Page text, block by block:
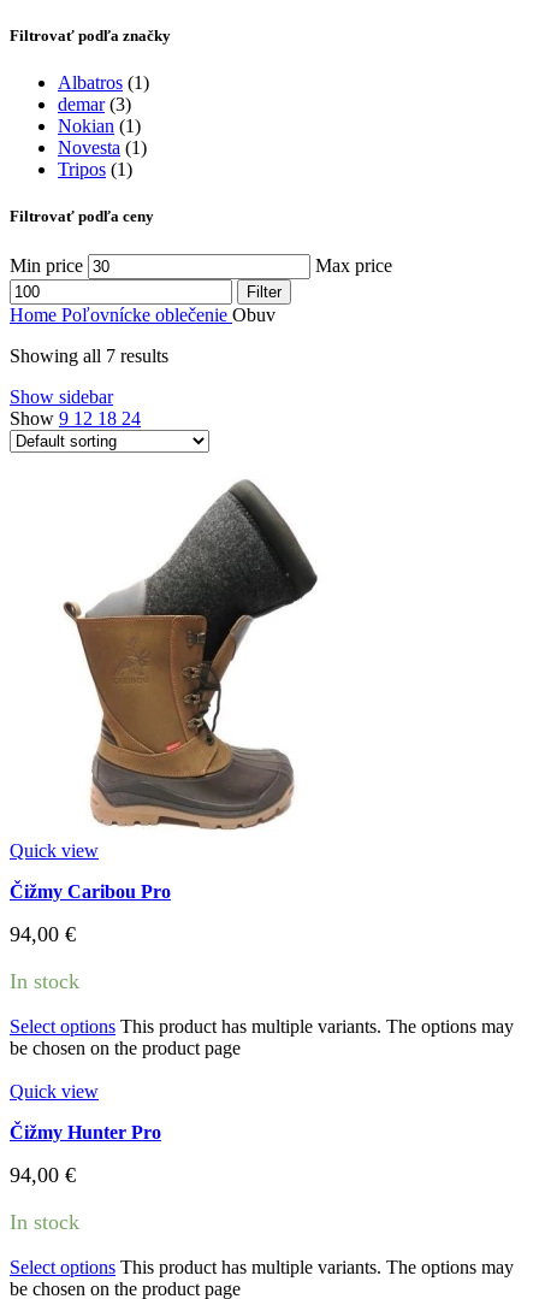
Filtrovať podľa značky
Albatros (1)
demar (3)
Nokian (1)
Novesta (1)
Tripos (1)
Filtrovať podľa ceny
Min price Max price
Filter
Home Poľovnícke oblečenie Obuv
Showing all 7 results
Show sidebar
Show 9 12 18 24
Quick view
Čižmy Caribou Pro
94,00 €
In stock
Select options This product has multiple variants. The options may
be chosen on the product page
Quick view
Čižmy Hunter Pro
94,00 €
In stock
Select options This product has multiple variants. The options may
be chosen on the product page